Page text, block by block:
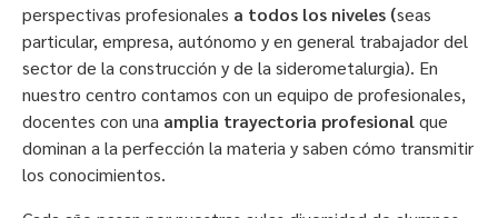
perspectivas profesionales a todos los niveles (seas
particular, empresa, autónomo y en general trabajador del
sector de la construcción y de la siderometalurgia). En
nuestro centro contamos con un equipo de profesionales,
docentes con una amplia trayectoria profesionalque
dominan a la perfección la materia y saben cómo transmitir
los conocimientos.